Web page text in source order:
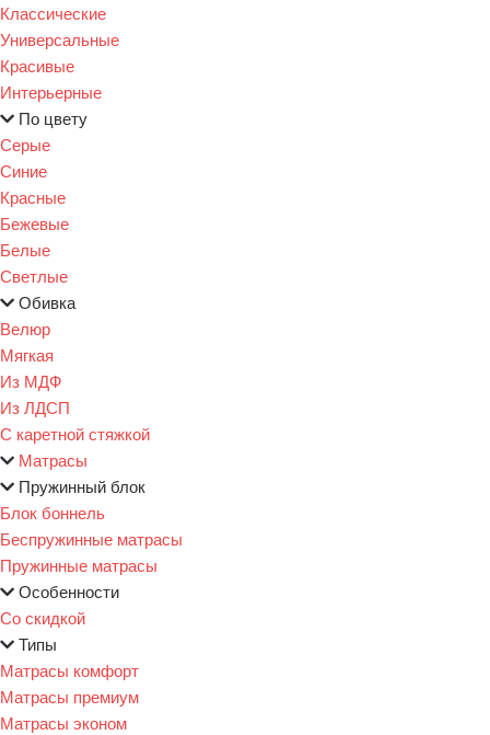
Классические
Универсальные
Красивые
Интерьерные
По цвету
Серые
Синие
Красные
Бежевые
Белые
Светлые
Обивка
Велюр
Мягкая
Из МДФ
Из ЛДСП
С каретной стяжкой
Матрасы
Пружинный блок
Блок боннель
Беспружинные матрасы
Пружинные матрасы
Особенности
Со скидкой
Типы
Матрасы комфорт
Матрасы премиум
Матрасы эконом